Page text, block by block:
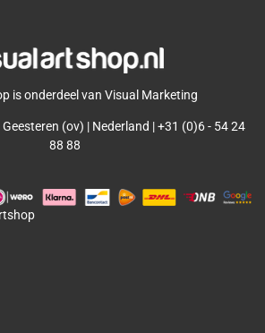
is onderdeel van Visual Marketing
Geesteren (ov) | Nederland | +31 (0)6 - 54 24
88 88